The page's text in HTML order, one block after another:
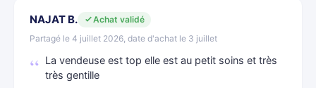
NAJAT B.
Achat validé
Partagé le 4 juillet 2026, date d'achat le 3 juillet
La vendeuse est top elle est au petit soins et très
très gentille